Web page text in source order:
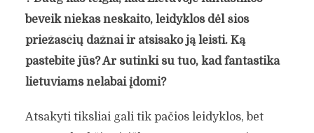
beveik niekas neskaito, leidyklos dėl šios
priežasčių dažnai ir atsisako ją leisti. Ką
pastebite jūs? Ar sutinki su tuo, kad fantastika
lietuviams nelabai įdomi?
Atsakyti tiksliai gali tik pačios leidyklos, bet